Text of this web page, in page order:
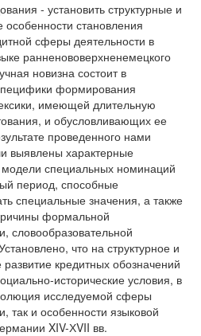
- установить структурные и
становления
сферы деятельности в
ранненововерхненемецкого
новизна состоит в
формирования
имеющей длительную
и обусловливающих ее
проведенного нами
выявлены характерные
модели специальных номинаций
период, способные
специальные значения, а также
формальной
словообразовательной
что на структурное и
кредитных обозначений
исторические условия, в
исследуемой сферы
так и особенности языковой
XIV-ХVII вв.